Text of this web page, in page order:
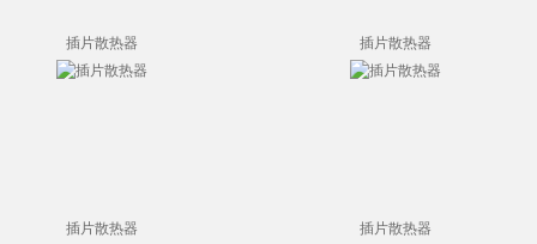
插片散热器 插片散热器
插片散热器 插片散热器